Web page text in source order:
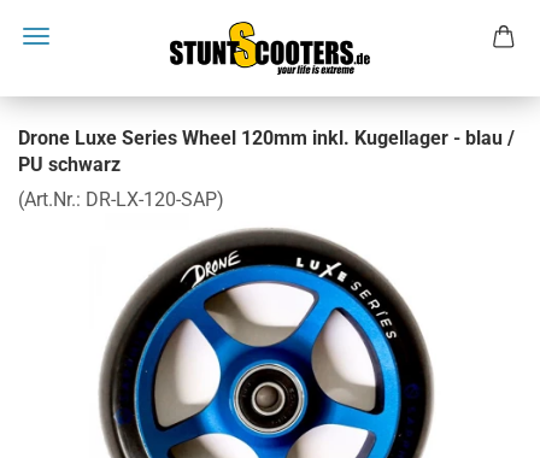
Drone Luxe Series Wheel 120mm inkl. Kugellager - blau /
PU schwarz
(Art.Nr.: DR-LX-120-SAP)